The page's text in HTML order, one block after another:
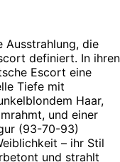
Ausstrahlung, die
definiert. In ihren
Escort eine
Tiefe mit
Haar,
und einer
(93-70-93)
– ihr Stil
und strahlt